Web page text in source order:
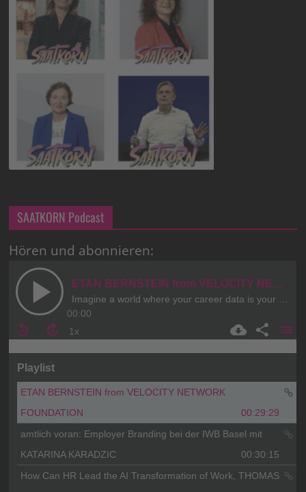
SAATKORN Podcast
Hören und abonnieren: